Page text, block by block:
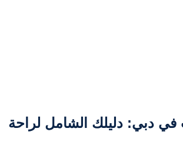
لا تتوقف مع مركز معتمد فيكس
تصليح مكيفات دبي
في دبي: دليلك الشامل لراحة